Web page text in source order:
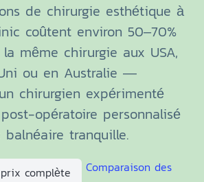
de chirurgie esthétique à
coûtent environ 50–70%
même chirurgie aux USA,
ou en Australie —
chirurgien expérimenté
opératoire personnalisé
tranquille.
complète
Comparaison des